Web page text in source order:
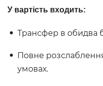
У вартість входить:
Трансфер в обидва
Повне
умовах.